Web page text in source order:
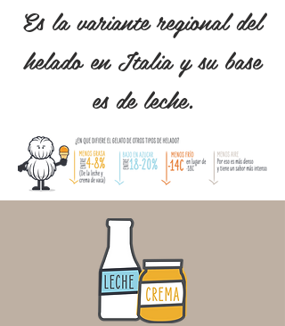
Es la variante regional del
helado en Italia y su base
es de leche.